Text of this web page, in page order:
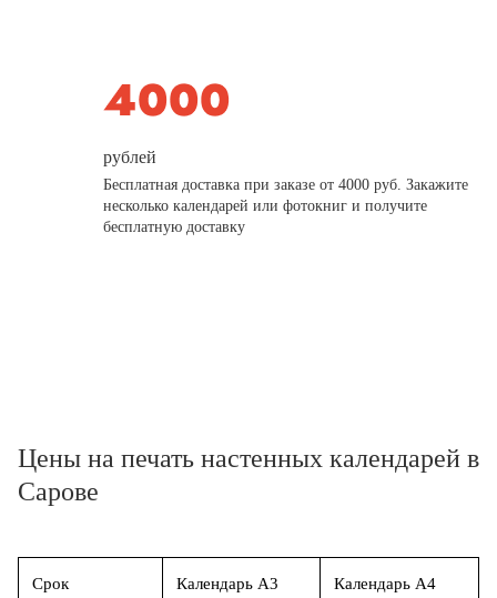
рублей
Бесплатная доставка при заказе от 4000 руб. Закажите
несколько календарей или фотокниг и получите
бесплатную доставку
Цены на печать настенных календарей в
Сарове
Срок
Календарь А3
Календарь А4